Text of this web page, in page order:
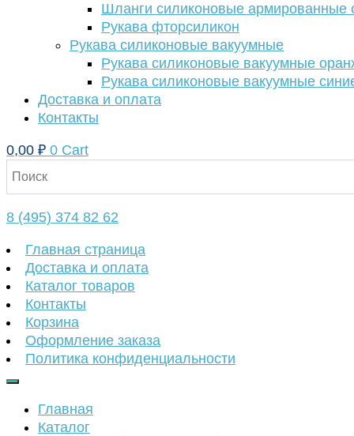
Шланги силиконовые армированные
Рукава фторсиликон
Рукава силиконовые вакуумные
Рукава силиконовые вакуумные
Рукава силиконовые вакуумные
Доставка и оплата
Контакты
0,00 ₽ 0 Cart
8 (495) 374 82 62
Главная страница
Доставка и оплата
Каталог товаров
Контакты
Корзина
Оформление заказа
Политика конфиденциальности
Главная
Каталог